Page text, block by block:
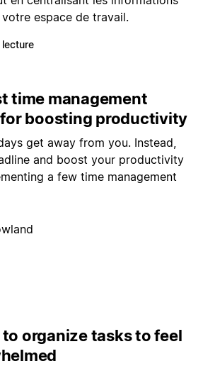
espace de travail.
time management
boosting productivity
get away from you. Instead,
and boost your productivity
a few time management
organize tasks to feel